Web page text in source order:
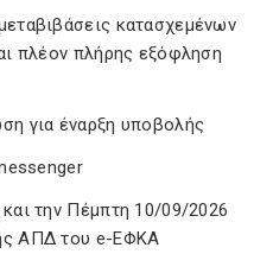
κατασχεμένων
πλέον πλήρης εξόφληση
για έναρξη υποβολής
την Πέμπτη 10/09/2026
ΑΠΔ του e-ΕΦΚΑ